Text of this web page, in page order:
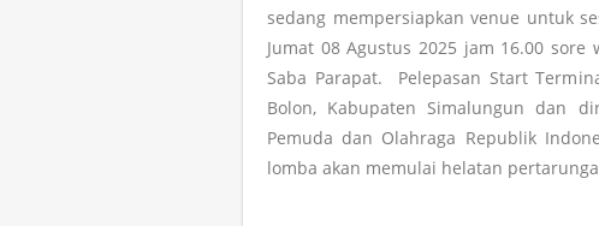
sedang mempersiapkan venue untuk
Jumat 08 Agustus 2025 jam 16.00
Saba Parapat. Pelepasan Start
Bolon, Kabupaten Simalungun dan
Pemuda dan Olahraga Republik
lomba akan memulai helatan